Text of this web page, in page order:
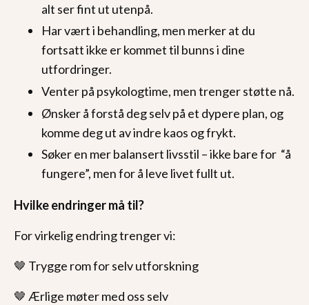
alt ser fint ut utenpå.
Har vært i behandling, men merker at du
fortsatt ikke er kommet til bunns i dine
utfordringer.
Venter på psykologtime, men trenger støtte nå.
Ønsker å forstå deg selv på et dypere plan, og
komme deg ut av indre kaos og frykt.
Søker en mer balansert livsstil – ikke bare for “å
fungere”, men for å leve livet fullt ut.
Hvilke endringer må til?
For virkelig endring trenger vi:
🤎 Trygge rom for selv utforskning
🤎 Ærlige møter med oss selv